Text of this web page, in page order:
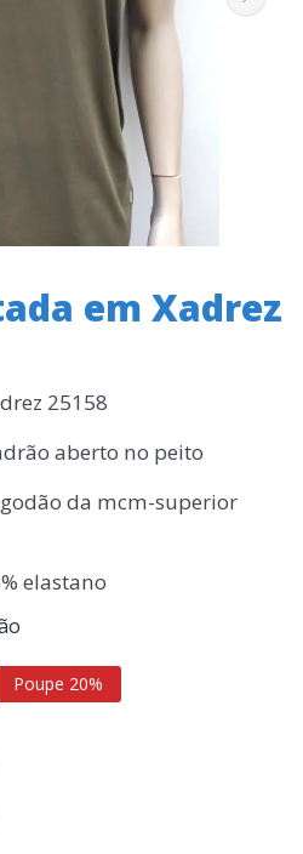
em Xadrez
25158
aberto no peito
da mcm-superior
elastano
Poupe 20%